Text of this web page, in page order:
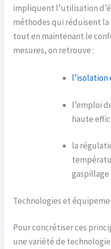
impliquent l’utilisation
méthodes qui réduisent la
tout en maintenant le
mesures, on retrouve :
l’isolation
l’emploi
haute
la
Technologies et
Pour concrétiser ces
une variété de